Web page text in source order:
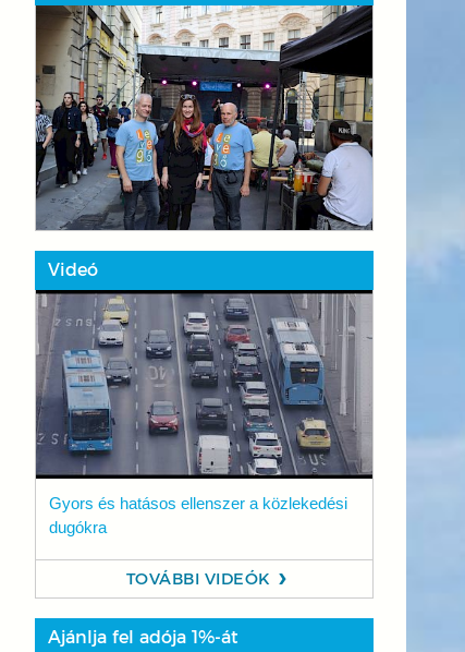
Videó
Gyors és hatásos ellenszer a közlekedési
dugókra
TOVÁBBI VIDEÓK
Ajánlja fel adója 1%-át